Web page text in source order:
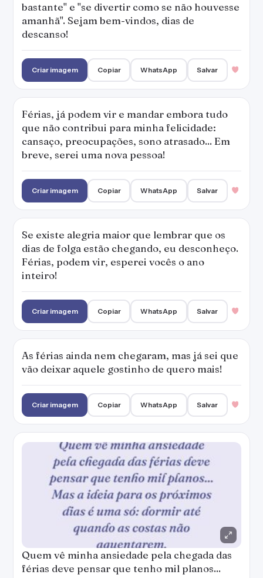
bastante" e "se divertir como se não houvesse
amanhã". Sejam bem-vindos, dias de
descanso!
Criar imagem Copiar WhatsApp Salvar
Férias, já podem vir e mandar embora tudo
que não contribui para minha felicidade:
cansaço, preocupações, sono atrasado... Em
breve, serei uma nova pessoa!
Criar imagem Copiar WhatsApp Salvar
Se existe alegria maior que lembrar que os
dias de folga estão chegando, eu desconheço.
Férias, podem vir, esperei vocês o ano
inteiro!
Criar imagem Copiar WhatsApp Salvar
As férias ainda nem chegaram, mas já sei que
vão deixar aquele gostinho de quero mais!
Criar imagem Copiar WhatsApp Salvar
Quem vê minha ansiedade pela chegada das
férias deve pensar que tenho mil planos...